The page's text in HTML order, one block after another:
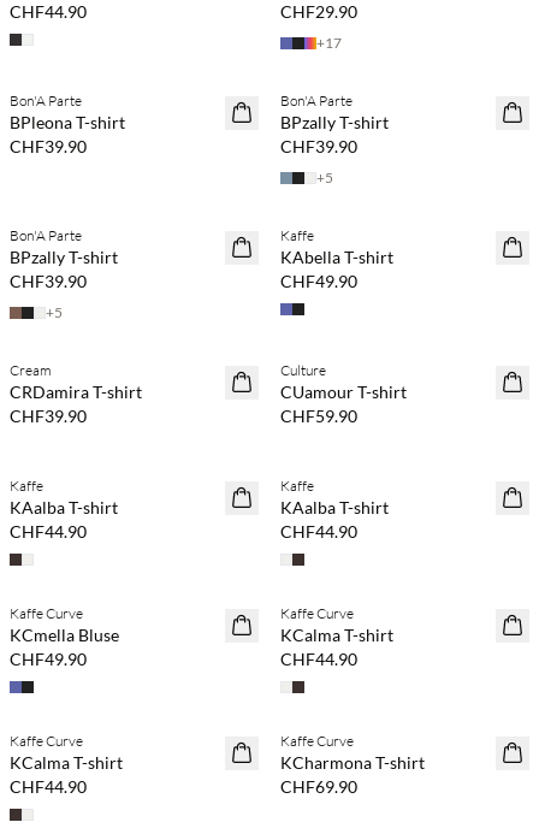
CHF44.90
CHF29.90
+17
NEUHEITEN
Bon'A Parte
BPleona T-shirt
CHF39.90
NEUHEITEN
Bon'A Parte
BPzally T-shirt
CHF39.90
+5
NEUHEITEN
Bon'A Parte
BPzally T-shirt
CHF39.90
+5
NEUHEITEN
Kaffe
KAbella T-shirt
CHF49.90
NEUHEITEN
Cream
CRDamira T-shirt
CHF39.90
NEUHEITEN
Culture
CUamour T-shirt
CHF59.90
NEUHEITEN
Kaffe
KAalba T-shirt
CHF44.90
NEUHEITEN
Kaffe
KAalba T-shirt
CHF44.90
NEUHEITEN
Kaufe mind. 2 & spare 20 %
Kaffe Curve
KCmella Bluse
CHF49.90
NEUHEITEN
Kaufe mind. 2 & spare 20 %
Kaffe Curve
KCalma T-shirt
CHF44.90
NEUHEITEN
Kaufe mind. 2 & spare 20 %
Kaffe Curve
KCalma T-shirt
CHF44.90
NEUHEITEN
Kaufe mind. 2 & spare 20 %
Kaffe Curve
KCharmona T-shirt
CHF69.90
Kaufe mind. 2 & spare 20 %